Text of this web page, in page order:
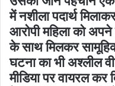
में नशीला पदार्थ
आरोपी महिला को
के साथ मिलकर
घटना का भी अश्लील
मीडिया पर वायरल